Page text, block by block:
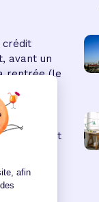
crédit
avant un
rentrée (le
des
d'achat